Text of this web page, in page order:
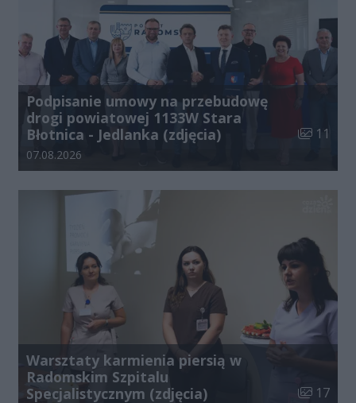
Podpisanie umowy na przebudowę
drogi powiatowej 1133W Stara
Błotnica - Jedlanka (zdjęcia)
Liczba
11
Data dodania galerii:
07.08.2026
Warsztaty karmienia piersią w
Radomskim Szpitalu
Specjalistycznym (zdjęcia)
Liczba
17